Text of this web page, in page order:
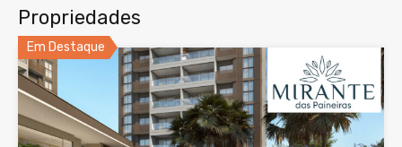
Propriedades
Em Destaque